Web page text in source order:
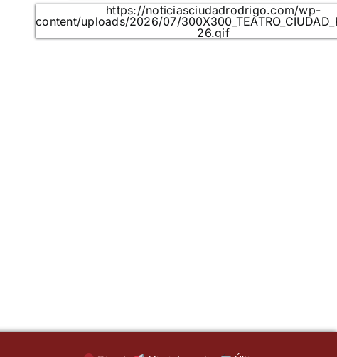
https://noticiasciudadrodrigo.com/wp-
content/uploads/2026/07/
26.gif